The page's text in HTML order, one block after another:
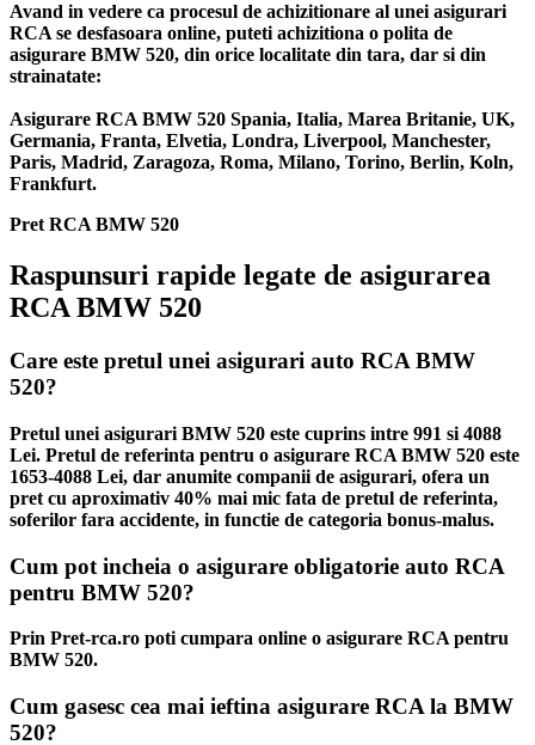
Avand in vedere ca procesul de achizitionare al unei asigurari
RCA se desfasoara online, puteti achizitiona o polita de
asigurare BMW 520, din orice localitate din tara, dar si din
strainatate:
Asigurare RCA BMW 520 Spania, Italia, Marea Britanie, UK,
Germania, Franta, Elvetia, Londra, Liverpool, Manchester,
Paris, Madrid, Zaragoza, Roma, Milano, Torino, Berlin, Koln,
Frankfurt.
Pret RCA BMW 520
Raspunsuri rapide legate de asigurarea
RCA BMW 520
Care este pretul unei asigurari auto RCA BMW
520?
Pretul unei asigurari BMW 520 este cuprins intre 991 si 4088
Lei. Pretul de referinta pentru o asigurare RCA BMW 520 este
1653-4088 Lei, dar anumite companii de asigurari, ofera un
pret cu aproximativ 40% mai mic fata de pretul de referinta,
soferilor fara accidente, in functie de categoria bonus-malus.
Cum pot incheia o asigurare obligatorie auto RCA
pentru BMW 520?
Prin Pret-rca.ro poti cumpara online o asigurare RCA pentru
BMW 520.
Cum gasesc cea mai ieftina asigurare RCA la BMW
520?